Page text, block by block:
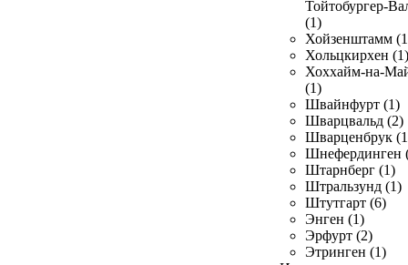
Тойтобургер-
(1)
Хойзенштамм
Хольцкирхен (1)
Хоххайм-на-
(1)
Швайнфурт (1)
Шварцвальд (2)
Шварценбрук
Шнефердинген
Штарнберг (1)
Штральзунд (1)
Штутгарт (6)
Энген (1)
Эрфурт (2)
Этринген (1)